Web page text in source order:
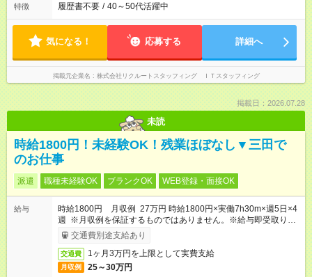
特徴 履歴書不要 / 40～50代活躍中
気になる！ 応募する 詳細へ
掲載元企業名 株式会社リクルートスタッフィング ＩＴスタッフィング
掲載日：2026.07.28
未読
時給1800円！未経験OK！残業ほぼなし▼三田で
のお仕事
派遣 職種未経験OK ブランクOK WEB登録・面接OK
給与
時給1800円 月収例 27万円 時給1800円×実働7h30m×週5日×4
週 ※月収例を保証するものではありません。※給与即受取りサ
ービス利用可（利用条件有）
交通費別途支給あり
交通費 1ヶ月3万円を上限として実費支給
月収例 25～30万円